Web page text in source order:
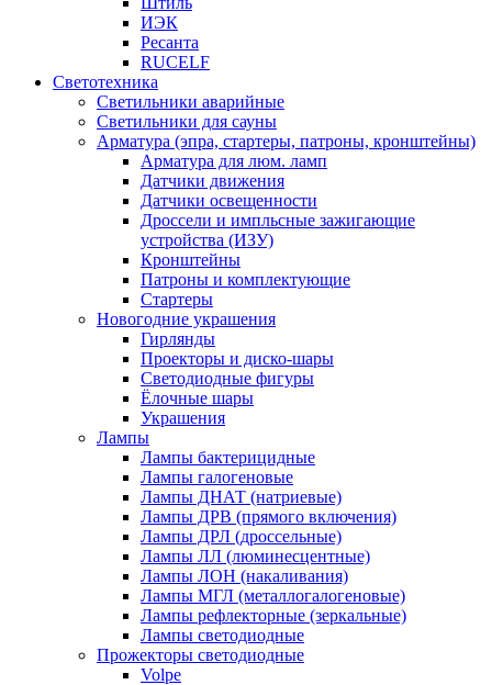
ИЭК
Ресанта
RUCELF
Светотехника
Светильники аварийные
Светильники для сауны
Арматура (эпра, стартеры, патроны, кронштейны)
Арматура для люм. ламп
Датчики движения
Датчики освещенности
Дроссели и импльсные зажигающие
устройства (ИЗУ)
Кронштейны
Патроны и комплектующие
Стартеры
Новогодние украшения
Гирлянды
Проекторы и диско-шары
Светодиодные фигуры
Ёлочные шары
Украшения
Лампы
Лампы бактерицидные
Лампы галогеновые
Лампы ДНАТ (натриевые)
Лампы ДРВ (прямого включения)
Лампы ДРЛ (дроссельные)
Лампы ЛЛ (люминесцентные)
Лампы ЛОН (накаливания)
Лампы МГЛ (металлогалогеновые)
Лампы рефлекторные (зеркальные)
Лампы светодиодные
Прожекторы светодиодные
Volpe